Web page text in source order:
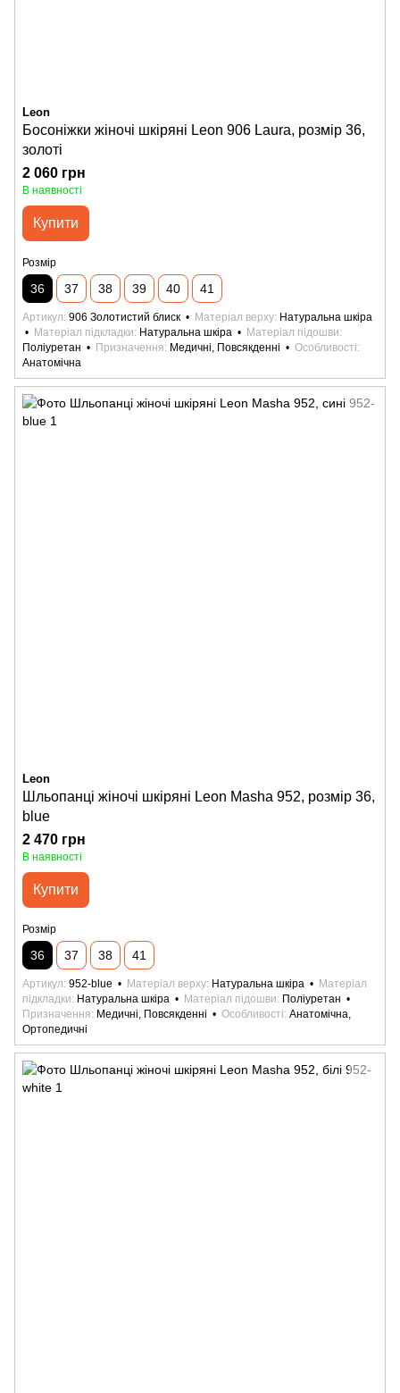
Leon
Босоніжки жіночі шкіряні Leon 906 Laura, розмір 36,
золоті
2 060 грн
В наявності
Купити
Розмір
36 37 38 39 40 41
Артикул 906 Золотистий блиск Матеріал верху Натуральна шкіра
Матеріал підкладки
Натуральна шкіра
Матеріал підошви
Поліуретан
Призначення Медичні, Повсякденні
Особливості
Анатомічна
Leon
Шльопанці жіночі шкіряні Leon Masha 952, розмір 36,
blue
2 470 грн
В наявності
Купити
Розмір
36 37 38 41
Артикул 952-blue Матеріал верху Натуральна шкіра
Матеріал
підкладки
Натуральна шкіра Матеріал підошви
Поліуретан
Призначення
Медичні, Повсякденні Особливості Анатомічна,
Ортопедичні